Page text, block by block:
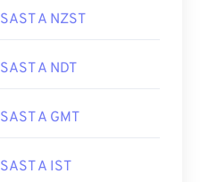
SAST A NZST
SAST A NDT
SAST A GMT
SAST A IST